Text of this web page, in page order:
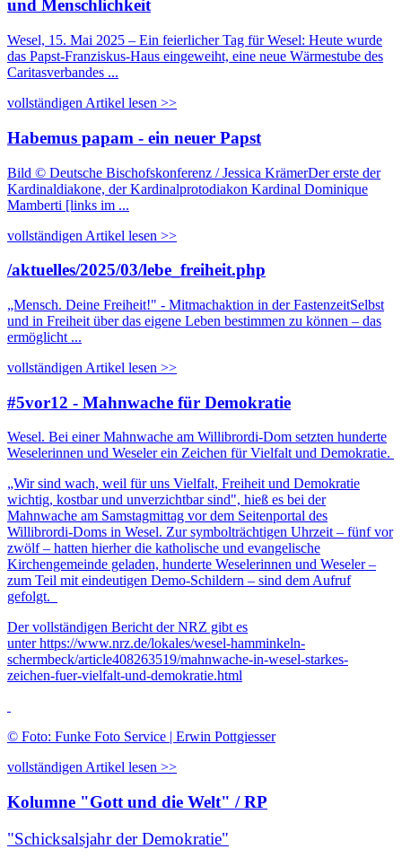
und Menschlichkeit
Wesel, 15. Mai 2025 – Ein feierlicher Tag für Wesel: Heute wurde
das Papst-Franziskus-Haus eingeweiht, eine neue Wärmestube des
Caritasverbandes ...
vollständigen Artikel lesen >>
Habemus papam - ein neuer Papst
Bild © Deutsche Bischofskonferenz / Jessica KrämerDer erste der
Kardinaldiakone, der Kardinalprotodiakon Kardinal Dominique
Mamberti [links im ...
vollständigen Artikel lesen >>
/aktuelles/2025/03/lebe_freiheit.php
„Mensch. Deine Freiheit!" - Mitmachaktion in der FastenzeitSelbst
und in Freiheit über das eigene Leben bestimmen zu können – das
ermöglicht ...
vollständigen Artikel lesen >>
#5vor12 - Mahnwache für Demokratie
Wesel. Bei einer Mahnwache am Willibrordi-Dom setzten hunderte
Weselerinnen und Weseler ein Zeichen für Vielfalt und Demokratie.
„Wir sind wach, weil für uns Vielfalt, Freiheit und Demokratie
wichtig, kostbar und unverzichtbar sind", hieß es bei der
Mahnwache am Samstagmittag vor dem Seitenportal des
Willibrordi-Doms in Wesel. Zur symbolträchtigen Uhrzeit – fünf vor
zwölf – hatten hierher die katholische und evangelische
Kirchengemeinde geladen, hunderte Weselerinnen und Weseler –
zum Teil mit eindeutigen Demo-Schildern – sind dem Aufruf
gefolgt.
Der vollständigen Bericht der NRZ gibt es
unter https://www.nrz.de/lokales/wesel-hamminkeln-
schermbeck/article408263519/mahnwache-in-wesel-starkes-
zeichen-fuer-vielfalt-und-demokratie.html
© Foto: Funke Foto Service | Erwin Pottgiesser
vollständigen Artikel lesen >>
Kolumne "Gott und die Welt" / RP
"Schicksalsjahr der Demokratie"